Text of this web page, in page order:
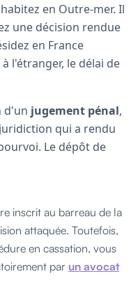
en Outre-mer. Il
une décision rendue
en France
l'étranger, le délai de
d'un jugement pénal,
qui a rendu
Le dépôt de
inscrit au barreau de la
attaquée. Toutefois,
en cassation, vous
par un avocat